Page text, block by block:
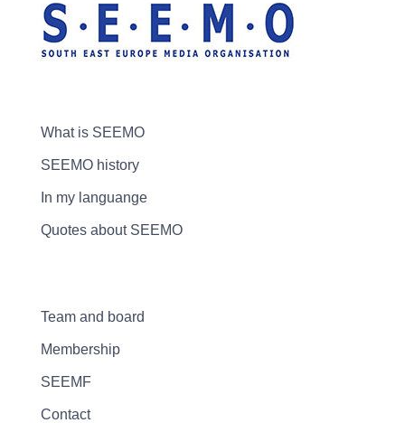
What is SEEMO
SEEMO history
In my languange
Quotes about SEEMO
Team and board
Membership
SEEMF
Contact